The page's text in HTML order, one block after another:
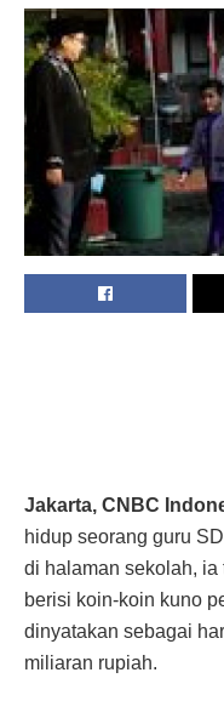
Jakarta, CNBC
hidup seorang guru
di halaman sekolah,
berisi koin-koin kuno
dinyatakan sebagai
miliaran rupiah.